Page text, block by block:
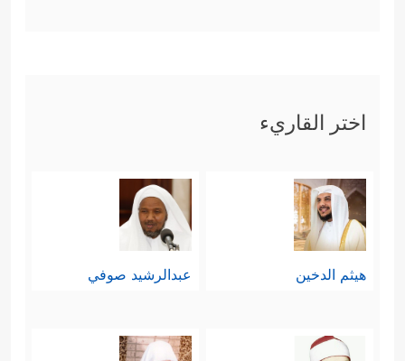
اختر القاريء
هيثم الدخين عبدالرشيد صوفي